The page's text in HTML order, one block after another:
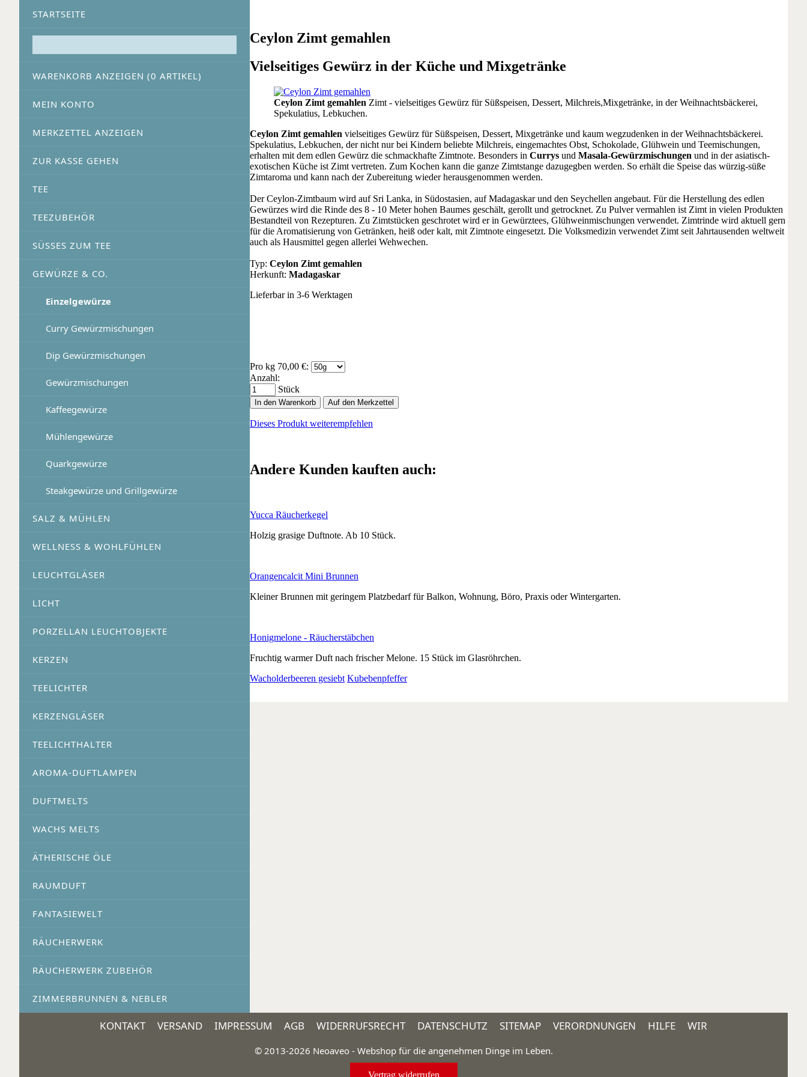
STARTSEITE
WARENKORB ANZEIGEN (0 ARTIKEL)
MEIN KONTO
MERKZETTEL ANZEIGEN
ZUR KASSE GEHEN
TEE
TEEZUBEHÖR
SÜSSES ZUM TEE
GEWÜRZE & CO.
Einzelgewürze
Curry Gewürzmischungen
Dip Gewürzmischungen
Gewürzmischungen
Kaffeegewürze
Mühlengewürze
Quarkgewürze
Steakgewürze und Grillgewürze
SALZ & MÜHLEN
WELLNESS & WOHLFÜHLEN
LEUCHTGLÄSER
LICHT
PORZELLAN LEUCHTOBJEKTE
KERZEN
TEELICHTER
KERZENGLÄSER
TEELICHTHALTER
AROMA-DUFTLAMPEN
DUFTMELTS
WACHS MELTS
ÄTHERISCHE ÖLE
RAUMDUFT
FANTASIEWELT
RÄUCHERWERK
RÄUCHERWERK ZUBEHÖR
ZIMMERBRUNNEN & NEBLER
Ceylon Zimt gemahlen
Vielseitiges Gewürz in der Küche und Mixgetränke
Ceylon Zimt gemahlen Zimt - vielseitiges Gewürz für Süßspeisen, Dessert, Milchreis,Mixgetränke, in der Weihnachtsbäckerei,
Spekulatius, Lebkuchen.
Ceylon Zimt gemahlen vielseitiges Gewürz für Süßspeisen, Dessert, Mixgetränke und kaum wegzudenken in der Weihnachtsbäckerei.
Spekulatius, Lebkuchen, der nicht nur bei Kindern beliebte Milchreis, eingemachtes Obst, Schokolade, Glühwein und Teemischungen,
erhalten mit dem edlen Gewürz die schmackhafte Zimtnote. Besonders in Currys und Masala-Gewürzmischungen und in der asiatisch-
exotischen Küche ist Zimt vertreten. Zum Kochen kann die ganze Zimtstange dazugegben werden. So erhält die Speise das würzig-süße
Zimtaroma und kann nach der Zubereitung wieder herausgenommen werden.
Der Ceylon-Zimtbaum wird auf Sri Lanka, in Südostasien, auf Madagaskar und den Seychellen angebaut. Für die Herstellung des edlen
Gewürzes wird die Rinde des 8 - 10 Meter hohen Baumes geschält, gerollt und getrocknet. Zu Pulver vermahlen ist Zimt in vielen Produkten
Bestandteil von Rezepturen. Zu Zimtstücken geschrotet wird er in Gewürztees, Glühweinmischungen verwendet. Zimtrinde wird aktuell gern
für die Aromatisierung von Getränken, heiß oder kalt, mit Zimtnote eingesetzt. Die Volksmedizin verwendet Zimt seit Jahrtausenden weltweit
auch als Hausmittel gegen allerlei Wehwechen.
Typ: Ceylon Zimt gemahlen
Herkunft: Madagaskar
Lieferbar in 3-6 Werktagen
Pro kg 70,00 €:
Anzahl:
Stück
In den Warenkorb Auf den Merkzettel
Dieses Produkt weiterempfehlen
Andere Kunden kauften auch:
Yucca Räucherkegel
Holzig grasige Duftnote. Ab 10 Stück.
Orangencalcit Mini Brunnen
Kleiner Brunnen mit geringem Platzbedarf für Balkon, Wohnung, Böro, Praxis oder Wintergarten.
Honigmelone - Räucherstäbchen
Fruchtig warmer Duft nach frischer Melone. 15 Stück im Glasröhrchen.
Wacholderbeeren gesiebt Kubebenpfeffer
KONTAKT VERSAND IMPRESSUM AGB WIDERRUFSRECHT DATENSCHUTZ SITEMAP VERORDNUNGEN HILFE WIR
© 2013-2026 Neoaveo - Webshop für die angenehmen Dinge im Leben.
Vertrag widerrufen